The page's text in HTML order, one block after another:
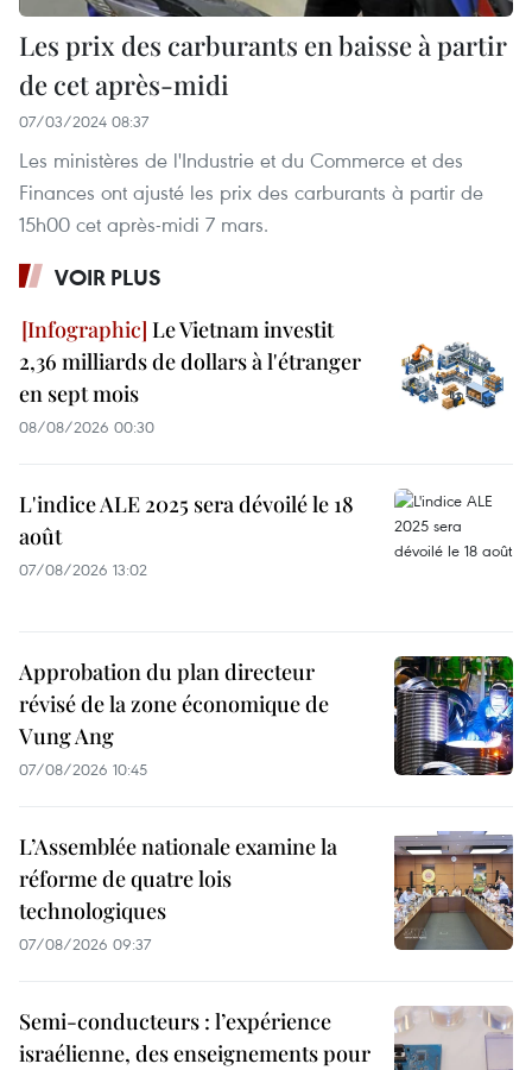
Les prix des carburants en baisse à partir
de cet après-midi
07/03/2024 08:37
Les ministères de l'Industrie et du Commerce et des
Finances ont ajusté les prix des carburants à partir de
15h00 cet après-midi 7 mars.
VOIR PLUS
Le Vietnam investit
2,36 milliards de dollars à l'étranger
en sept mois
08/08/2026 00:30
L'indice ALE 2025 sera dévoilé le 18
août
07/08/2026 13:02
Approbation du plan directeur
révisé de la zone économique de
Vung Ang
07/08/2026 10:45
L’Assemblée nationale examine la
réforme de quatre lois
technologiques
07/08/2026 09:37
Semi-conducteurs : l’expérience
israélienne, des enseignements pour